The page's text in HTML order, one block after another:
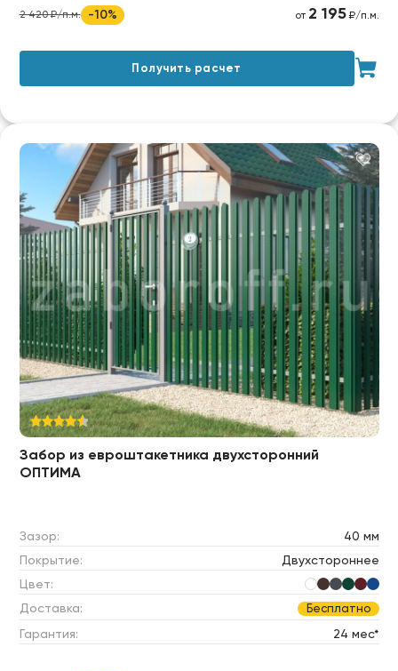
2 420 ₽/п.м. -10% от 2 195₽/п.м.
Получить расчет
Забор из евроштакетника двухсторонний
ОПТИМА
Зазор:
40 мм
Покрытие:
Двухстороннее
Цвет:
Доставка:
Бесплатно
Гарантия: 24 мес*